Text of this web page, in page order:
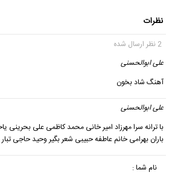
نظرات
2 نظر ارسال شده
علی ابوالحسنی
آهنگ شاد بخون
علی ابوالحسنی
با ترانه سرا مهرزاد امیر خانی محمد کاظمی علی بحرینی
باران بهرامی خانم عاطفه حبیبی شعر بگیر وحید حاجی تبار
نام شما :